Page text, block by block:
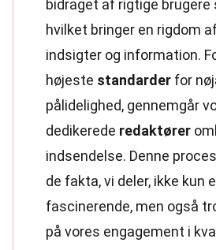
bidraget af rigtige brugere
hvilket bringer en rigdom
indsigter og information.
højeste standarder for
pålidelighed, gennemgår
dedikerede redaktører
indsendelse. Denne
de fakta, vi deler, ikke kun
fascinerende, men også
på vores engagement i